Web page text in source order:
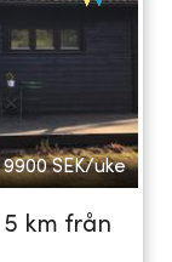
SEK/uke
5 km från